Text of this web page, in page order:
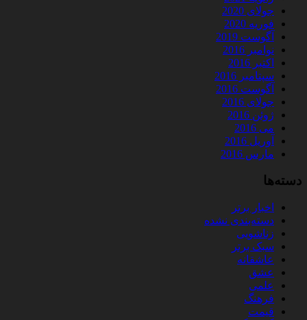
جولای 2020
فوریه 2020
آگوست 2019
نوامبر 2016
اکتبر 2016
سپتامبر 2016
آگوست 2016
جولای 2016
ژوئن 2016
می 2016
آوریل 2016
مارس 2016
دسته‌ها
اخبار برتر
دسته‌بندی نشده
زناشویی
سبک برتر
عاشقانه
عشق
علمی
فرهنگ
قیمت